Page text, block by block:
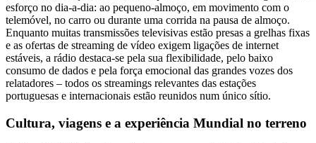
esforço no dia-a-dia: ao pequeno-almoço, em movimento com o
telemóvel, no carro ou durante uma corrida na pausa de almoço.
Enquanto muitas transmissões televisivas estão presas a grelhas fixas
e as ofertas de streaming de vídeo exigem ligações de internet
estáveis, a rádio destaca-se pela sua flexibilidade, pelo baixo
consumo de dados e pela força emocional das grandes vozes dos
relatadores – todos os streamings relevantes das estações
portuguesas e internacionais estão reunidos num único sítio.
Cultura, viagens e a experiência Mundial no terreno